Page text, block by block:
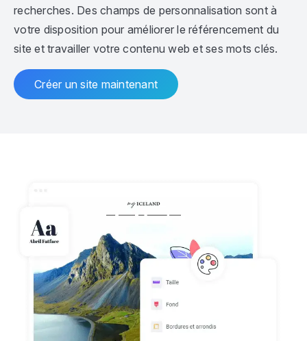
recherches. Des champs de personnalisation sont à
votre disposition pour améliorer le référencement du
site et travailler votre contenu web et ses mots clés.
Créer un site maintenant